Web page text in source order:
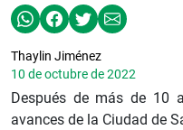
Thaylin Jiménez
10 de octubre de 2022
Después de más de 10
avances de la Ciudad de